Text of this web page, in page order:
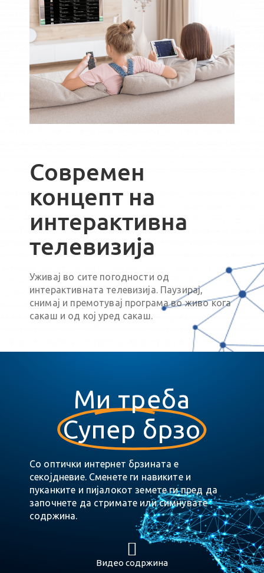
Современ
концепт на
интерактивна
телевизија
Уживај во сите погодности од
интерактивната телевизија. Паузирај,
снимај и премотувај програма во живо кога
сакаш и од кој уред сакаш.
Ми треба
Супер брзо
Со оптички интернет брзината е
секојдневие. Сменете ги навиките и
пуканките и пијалокот земете ги пред да
започнете да стримате или симнувате
содржина.
Видео содржина